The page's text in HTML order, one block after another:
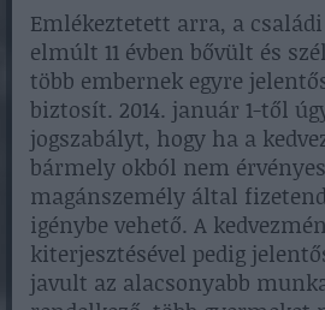
Emlékeztetett arra, a
elmúlt 11 évben bővült és
több embernek egyre
biztosít. 2014. január 1-től
jogszabályt, hogy ha a
bármely okból nem
magánszemély által
igénybe vehető. A
kiterjesztésével pedig
javult az alacsonyabb